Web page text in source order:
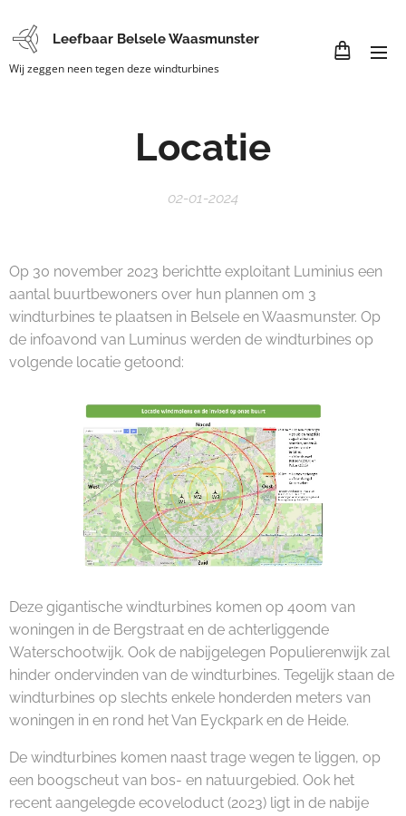
Leefbaar Belsele Waasmunster
Wij zeggen neen tegen deze windturbines
Locatie
02-01-2024
Op 30 november 2023 berichtte exploitant Luminius een
aantal buurtbewoners over hun plannen om 3
windturbines te plaatsen in Belsele en Waasmunster. Op
de infoavond van Luminus werden de windturbines op
volgende locatie getoond:
Deze gigantische windturbines komen op 400m van
woningen in de Bergstraat en de achterliggende
Waterschootwijk. Ook de nabijgelegen Populierenwijk zal
hinder ondervinden van de windturbines. Tegelijk staan de
windturbines op slechts enkele honderden meters van
woningen in en rond het Van Eyckpark en de Heide.
De windturbines komen naast trage wegen te liggen, op
een boogscheut van bos- en natuurgebied. Ook het
recent aangelegde ecoveloduct (2023) ligt in de nabije